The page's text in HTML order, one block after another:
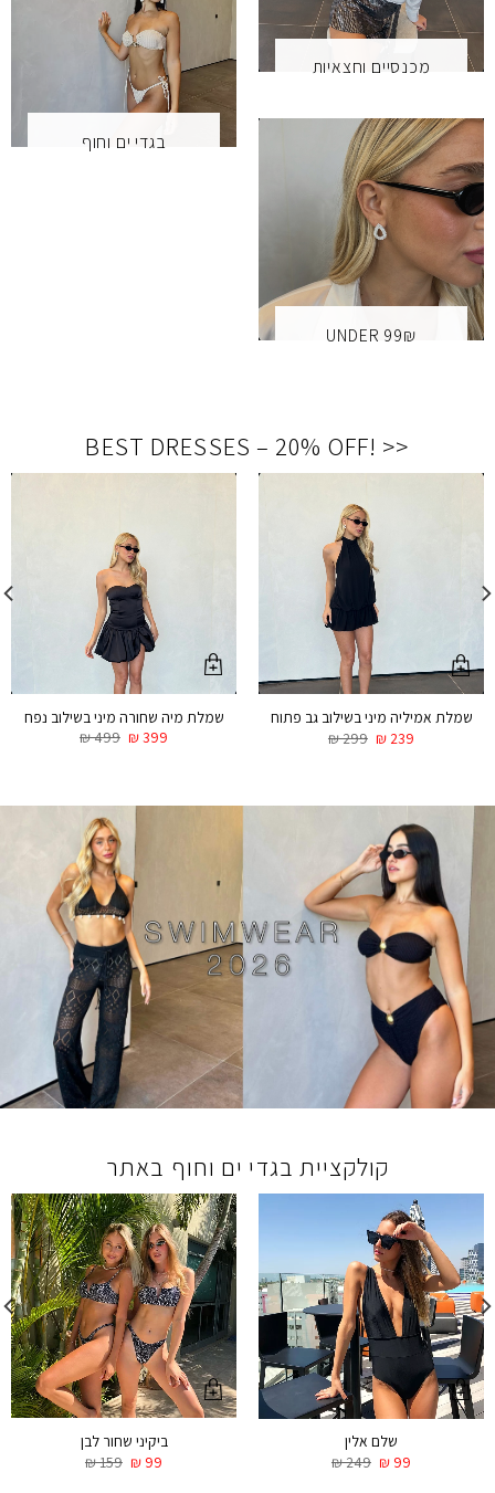
מכנסיים וחצאיות
בגדי ים וחוף
UNDER 99₪
<<
!
BEST DRESSES – 20% OFF
שמלת אמיליה מיני בשילוב גב פתוח
₪299 ₪ 239
שמלת מיה שחורה מיני בשילוב נפח
₪499 ₪399
קולקציית בגדי ים וחוף באתר
שלם אלין
₪249 ₪ 99
ביקיני שחור לבן
₪159 ₪ 99